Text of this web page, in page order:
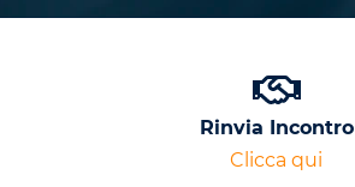
Rinvia Incontro
Clicca qui